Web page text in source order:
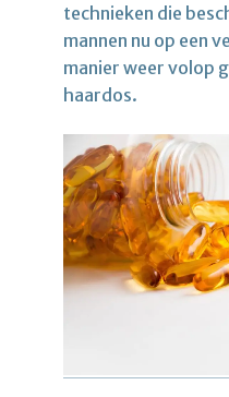
technieken die
mannen nu op een
manier weer volop
haardos.